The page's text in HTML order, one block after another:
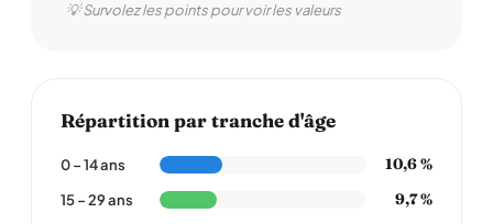
💡 Survolez les points pour voir les valeurs
Répartition par tranche d'âge
0 – 14 ans 10,6 %
15 – 29 ans 9,7 %